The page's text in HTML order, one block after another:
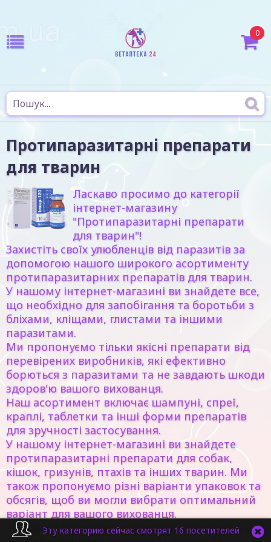
0
Протипаразитарні препарати
для тварин
Ласкаво просимо до категорії
інтернет-магазину
"Протипаразитарні препарати
для тварин"!
Захистіть своїх улюбленців від паразитів за
допомогою нашого широкого асортименту
протипаразитарних препаратів для тварин.
У нашому інтернет-магазині ви знайдете все,
що необхідно для запобігання та боротьби з
бліхами, кліщами, глистами та іншими
паразитами.
Ми пропонуємо тільки якісні препарати від
перевірених виробників, які ефективно
борються з паразитами та не завдають шкоди
здоров'ю вашого вихованця.
Наш асортимент включає шампуні, спреї,
краплі, таблетки та інші форми препаратів
для зручності застосування.
У нашому інтернет-магазині ви знайдете
протипаразитарні препарати для собак,
кішок, гризунів, птахів та інших тварин. Ми
також пропонуємо різні варіанти упаковок та
обсягів, щоб ви могли вибрати оптимальний
варіант для вашого вихованця.
Замовляйте протипаразитарні препарати для
Эту категорию сейчас смотрят 16 посетителей